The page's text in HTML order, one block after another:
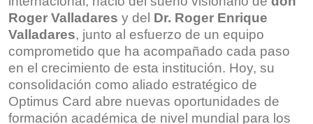
Roger Valladares y del Dr. Roger Enrique
Valladares, junto al esfuerzo de un equipo
comprometido que ha acompañado cada paso
en el crecimiento de esta institución. Hoy, su
consolidación como aliado estratégico de
Optimus Card abre nuevas oportunidades de
formación académica de nivel mundial para los